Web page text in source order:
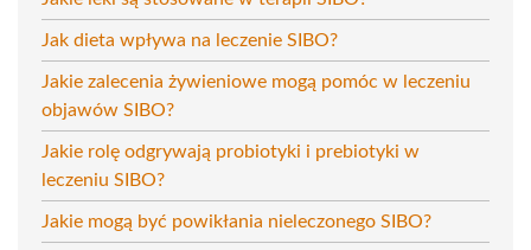
Jak dieta wpływa na leczenie SIBO?
Jakie zalecenia żywieniowe mogą pomóc w leczeniu
objawów SIBO?
Jakie rolę odgrywają probiotyki i prebiotyki w
leczeniu SIBO?
Jakie mogą być powikłania nieleczonego SIBO?